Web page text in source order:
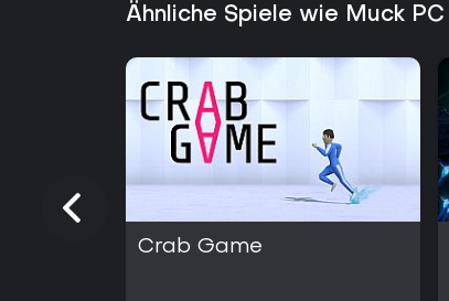
Ähnliche Spiele wie Muck PC
Crab Game